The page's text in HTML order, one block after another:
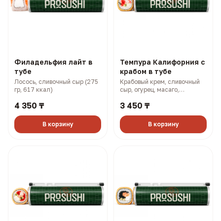
Филадельфия лайт в
тубе
Лосось, сливочный сыр (275
гр, 617 ккал)
4 350 ₸
В корзину
Темпура Калифорния с
крабом в тубе
Крабовый крем, сливочный
сыр, огурец, масаго,
3 450 ₸
В корзину